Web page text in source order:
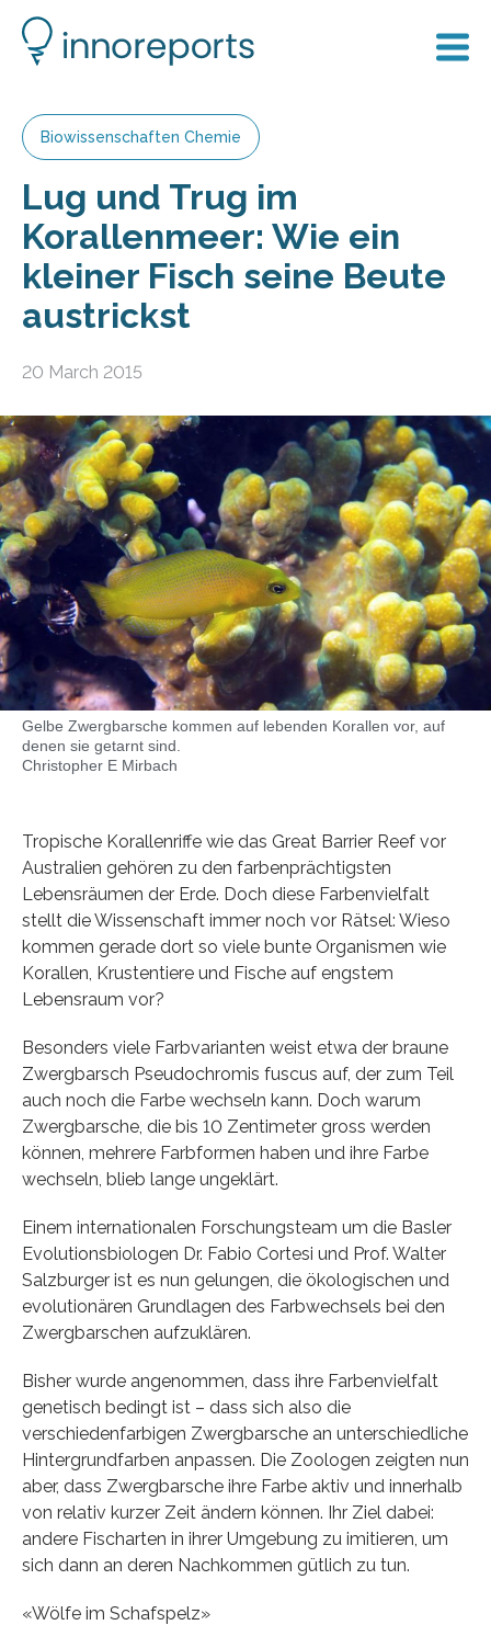
Biowissenschaften Chemie
Lug und Trug im
Korallenmeer: Wie ein
kleiner Fisch seine Beute
austrickst
20 March 2015
Gelbe Zwergbarsche kommen auf lebenden Korallen vor, auf
denen sie getarnt sind.
Christopher E Mirbach
Tropische Korallenriffe wie das Great Barrier Reef vor
Australien gehören zu den farbenprächtigsten
Lebensräumen der Erde. Doch diese Farbenvielfalt
stellt die Wissenschaft immer noch vor Rätsel: Wieso
kommen gerade dort so viele bunte Organismen wie
Korallen, Krustentiere und Fische auf engstem
Lebensraum vor?
Besonders viele Farbvarianten weist etwa der braune
Zwergbarsch Pseudochromis fuscus auf, der zum Teil
auch noch die Farbe wechseln kann. Doch warum
Zwergbarsche, die bis 10 Zentimeter gross werden
können, mehrere Farbformen haben und ihre Farbe
wechseln, blieb lange ungeklärt.
Einem internationalen Forschungsteam um die Basler
Evolutionsbiologen Dr. Fabio Cortesi und Prof. Walter
Salzburger ist es nun gelungen, die ökologischen und
evolutionären Grundlagen des Farbwechsels bei den
Zwergbarschen aufzuklären.
Bisher wurde angenommen, dass ihre Farbenvielfalt
genetisch bedingt ist – dass sich also die
verschiedenfarbigen Zwergbarsche an unterschiedliche
Hintergrundfarben anpassen. Die Zoologen zeigten nun
aber, dass Zwergbarsche ihre Farbe aktiv und innerhalb
von relativ kurzer Zeit ändern können. Ihr Ziel dabei:
andere Fischarten in ihrer Umgebung zu imitieren, um
sich dann an deren Nachkommen gütlich zu tun.
«Wölfe im Schafspelz»